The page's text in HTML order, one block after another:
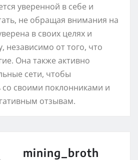
уверенной в себе и
не обращая внимания на
в своих целях и
независимо от того, что
Она также активно
сети, чтобы
своими поклонниками и
отзывам.
mining_broth